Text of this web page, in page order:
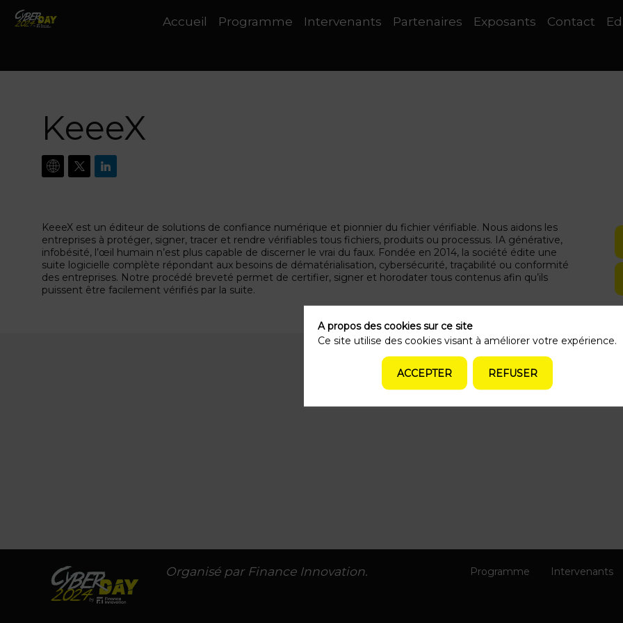
Accueil Programme Intervenants Partenaires Exposants Contact
KeeeX
KeeeX est un éditeur de solutions de confiance numérique et pionnier du fichier vérifiable. Nous aidons les
entreprises à protéger, signer, tracer et rendre vérifiables tous fichiers, produits ou processus. IA générative,
infobésité, l’œil humain n’est plus capable de discerner le vrai du faux. Fondée en 2014, la société édite une
suite logicielle complète répondant aux besoins de dématérialisation, cybersécurité, traçabilité ou conformité
des entreprises. Notre procédé breveté permet de certifier, signer et horodater tous contenus afin qu’ils
puissent être facilement vérifiés par la suite.
Organisé par Finance Innovation. Programme Intervenants
A propos des cookies sur ce site
Ce site utilise des cookies visant à améliorer votre expérience.
ACCEPTER REFUSER